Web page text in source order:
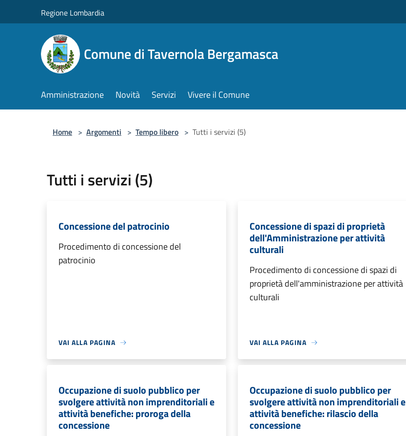
Regione Lombardia
Comune di Tavernola Bergamasca
Amministrazione Novità Servizi Vivere il Comune
Home > Argomenti > Tempo libero > Tutti i servizi (5)
Tutti i servizi (5)
Concessione del patrocinio
Procedimento di concessione del
patrocinio
VAI ALLA PAGINA
Concessione di spazi di proprietà
dell'Amministrazione per attività
culturali
Procedimento di concessione di spazi di
proprietà dell'amministrazione per attività
culturali
VAI ALLA PAGINA
Occupazione di suolo pubblico per
svolgere attività non imprenditoriali e
attività benefiche: proroga della
concessione
Occupazione di suolo pubblico per
svolgere attività non imprenditoriali e
attività benefiche: rilascio della
concessione